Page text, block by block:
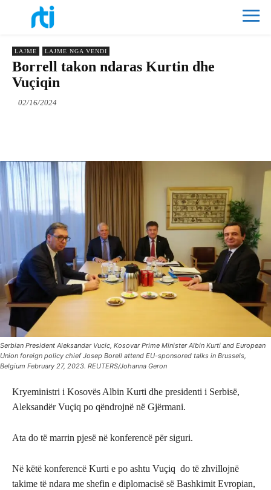
LAJME LAJME NGA VENDI
Borrell takon ndaras Kurtin dhe
Vuçiqin
02/16/2024
Serbian President Aleksandar Vucic, Kosovar Prime Minister Albin Kurti and European
Union foreign policy chief Josep Borell attend EU-sponsored talks in Brussels,
Belgium February 27, 2023. REUTERS/Johanna Geron
Kryeministri i Kosovës Albin Kurti dhe presidenti i Serbisë,
Aleksandër Vuçiq po qëndrojnë në Gjërmani.
Ata do të marrin pjesë në konferencë për siguri.
Në këtë konferencë Kurti e po ashtu Vuçiq do të zhvillojnë
takime të ndara me shefin e diplomacisë së Bashkimit Evropian,